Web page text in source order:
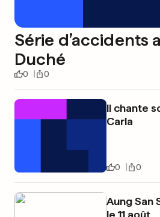
Série d’accidents
Duché
0 0
Il chante
Carla
0 0
Aung San
le 11 août